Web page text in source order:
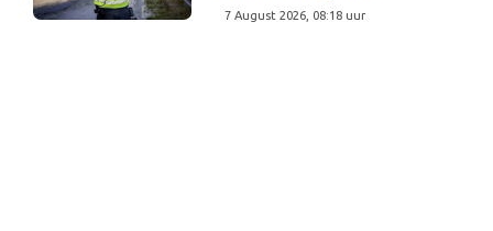
7 August 2026, 08:18 uur